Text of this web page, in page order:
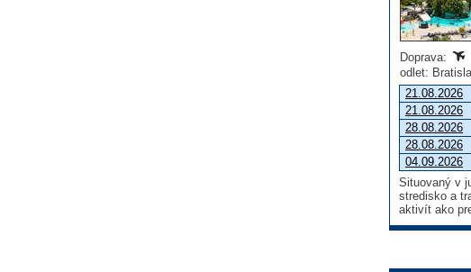
Doprava:
odlet:
21.08.2026
21.08.2026
28.08.2026
28.08.2026
04.09.2026
Situovaný v
stredisko a
aktivít ako